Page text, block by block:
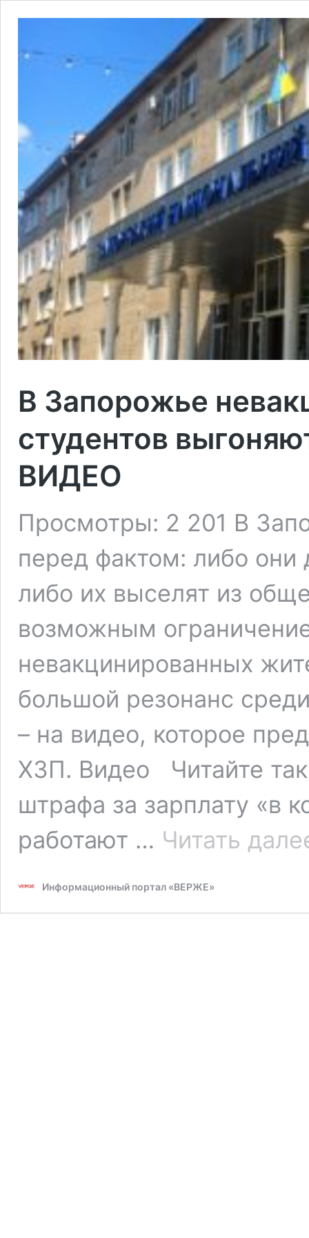
В Запорожье
студентов
ВИДЕО
Просмотры: 2 201 В
перед фактом: либо
либо их выселят из
возможным
невакцинированных
большой резонанс
– на видео, которое
ХЗП. Видео Читайте
штрафа за зарплату «в
работают … Читать
Информационный портал «ВЕРЖЕ»